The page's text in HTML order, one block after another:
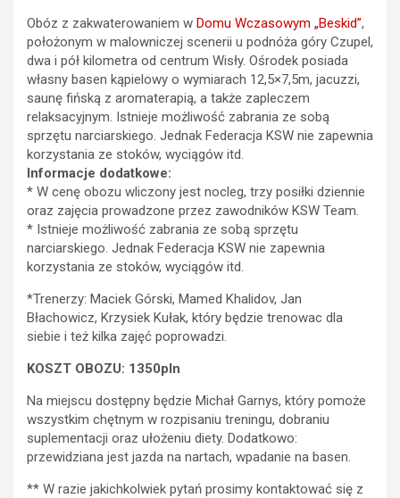
Obóz z zakwaterowaniem w Domu Wczasowym „Beskid”,
położonym w malowniczej scenerii u podnóża góry Czupel,
dwa i pół kilometra od centrum Wisły. Ośrodek posiada
własny basen kąpielowy o wymiarach 12,5×7,5m, jacuzzi,
saunę fińską z aromaterapią, a także zapleczem
relaksacyjnym. Istnieje możliwość zabrania ze sobą
sprzętu narciarskiego. Jednak Federacja KSW nie zapewnia
korzystania ze stoków, wyciągów itd.
Informacje dodatkowe:
* W cenę obozu wliczony jest nocleg, trzy posiłki dziennie
oraz zajęcia prowadzone przez zawodników KSW Team.
* Istnieje możliwość zabrania ze sobą sprzętu
narciarskiego. Jednak Federacja KSW nie zapewnia
korzystania ze stoków, wyciągów itd.
*Trenerzy: Maciek Górski, Mamed Khalidov, Jan
Błachowicz, Krzysiek Kułak, który będzie trenowac dla
siebie i też kilka zajęć poprowadzi.
KOSZT OBOZU: 1350pln
Na miejscu dostępny będzie Michał Garnys, który pomoże
wszystkim chętnym w rozpisaniu treningu, dobraniu
suplementacji oraz ułożeniu diety. Dodatkowo:
przewidziana jest jazda na nartach, wpadanie na basen.
** W razie jakichkolwiek pytań prosimy kontaktować się z